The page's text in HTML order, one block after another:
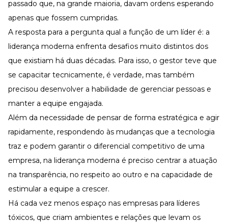
passado que, na grande maioria, davam ordens esperando
apenas que fossem cumpridas.
A resposta para a pergunta qual a função de um líder é: a
liderança moderna enfrenta desafios muito distintos dos
que existiam há duas décadas. Para isso, o gestor teve que
se capacitar tecnicamente, é verdade, mas também
precisou desenvolver a habilidade de gerenciar pessoas e
manter a equipe engajada.
Além da necessidade de pensar de forma estratégica e agir
rapidamente, respondendo às mudanças que a tecnologia
traz e podem garantir o diferencial competitivo de uma
empresa, na liderança moderna é preciso centrar a atuação
na transparência, no respeito ao outro e na capacidade de
estimular a equipe a crescer.
Há cada vez menos espaço nas empresas para líderes
tóxicos, que criam ambientes e relações que levam os